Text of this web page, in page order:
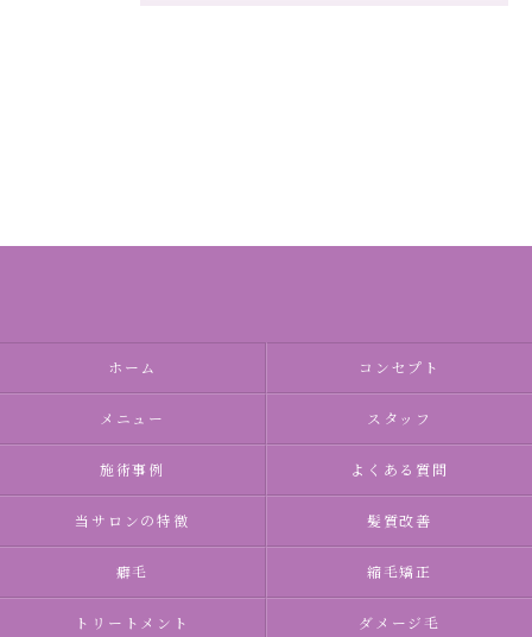
ホーム コンセプト
メニュー スタッフ
施術事例 よくある質問
当サロンの特徴 髪質改善
癖毛 縮毛矯正
トリートメント ダメージ毛